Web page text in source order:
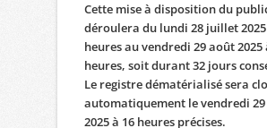
Cette mise à disposition du
déroulera du lundi 28 juillet
heures au vendredi 29 août 2025
heures, soit durant 32 jours
Le registre dématérialisé sera
automatiquement le vendredi
2025 à 16 heures précises.